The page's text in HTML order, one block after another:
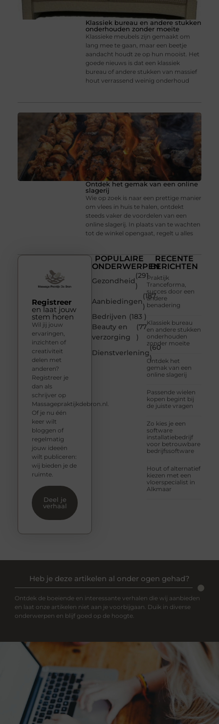
Klassiek bureau en andere stukken
onderhouden zonder moeite
Klassieke meubels zijn gemaakt om
lang mee te gaan, maar een beetje
aandacht houdt ze op hun mooist. Het
goede nieuws is dat een klassiek
bureau of andere stukken van massief
hout verrassend weinig onderhoud
Ontdek het gemak van een online
slagerij
Wie op zoek is naar een prettige manier
om vlees in huis te halen, ontdekt
steeds vaker de voordelen van een
online slagerij. In plaats van te wachten
tot de winkel opengaat, regelt u alles
POPULAIRE
ONDERWERPEN
Gezondheid
(291
)
Aanbiedingen
(187
)
Bedrijven (183 )
Beauty en
verzorging
(77
)
Dienstverlening
(60
)
RECENTE
BERICHTEN
Praktijk
Tranceforma,
succes door een
andere
benadering
Klassiek bureau
en andere stukken
onderhouden
zonder moeite
Ontdek het
gemak van een
online slagerij
Passende wielen
kopen begint bij
de juiste vragen
Zo kies je een
software
installatiebedrijf
voor betrouwbare
bedrijfssoftware
Hout of alternatief
kiezen met een
vloerspecialist in
Alkmaar
Registreer
en laat jouw
stem horen
Wil jij jouw
ervaringen,
inzichten of
creativiteit
delen met
anderen?
Registreer je
dan als
schrijver op
Massagepraktijkdebron.nl.
Of je nu één
keer wilt
bloggen of
regelmatig
jouw ideeën
wilt publiceren:
wij bieden je de
ruimte.
Deel je
verhaal
Heb je deze artikelen al onder ogen gehad?
Ontdek de boeiende en interessante verhalen die wij aanbieden
en laat onze artikelen niet aan je voorbijgaan. Duik in diverse
onderwerpen en blijf goed op de hoogte.